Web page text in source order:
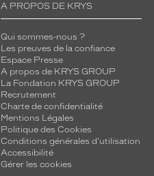
A PROPOS DE KRYS
Qui sommes-nous ?
Les preuves de la confiance
Espace Presse
A propos de KRYS GROUP
La Fondation KRYS GROUP
Recrutement
Charte de confidentialité
Mentions Légales
Politique des Cookies
Conditions générales d'utilisation
Accessibilité
Gérer les cookies